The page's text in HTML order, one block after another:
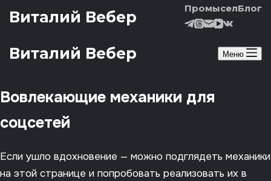
Перейти к сути
Виталий Вебер ПромыселБлог
Виталий Вебер Меню
Вовлекающие механики для
соцсетей
Если ушло вдохновение — можно подглядеть механики
на этой странице и попробовать реализовать их в